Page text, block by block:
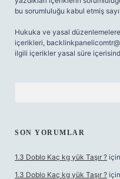
bu sorumluluğu kabul etmiş
Hukuka ve yasal
içerikleri,
ilgili içerikler yasal süre
SON YORUMLAR
1.3 Doblo Kaç kg yük Taşır ? için
1.3 Doblo Kaç kg yük Taşır ? için